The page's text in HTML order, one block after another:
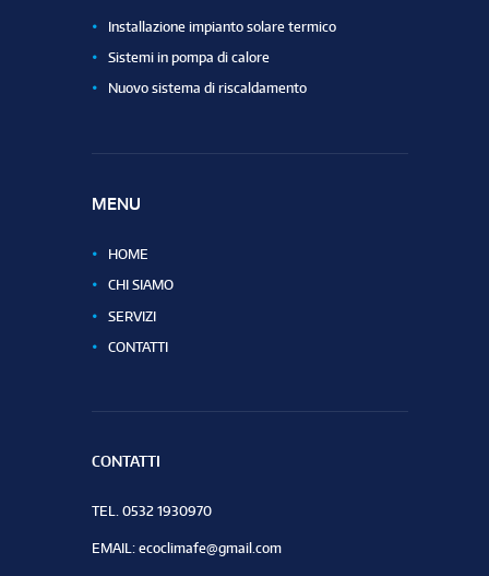
Installazione impianto solare termico
Sistemi in pompa di calore
Nuovo sistema di riscaldamento
MENU
HOME
CHI SIAMO
SERVIZI
CONTATTI
CONTATTI
TEL. 0532 1930970
EMAIL: ecoclimafe@gmail.com